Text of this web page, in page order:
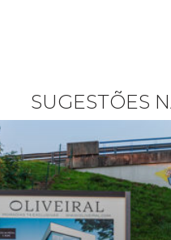
SUGESTÕES